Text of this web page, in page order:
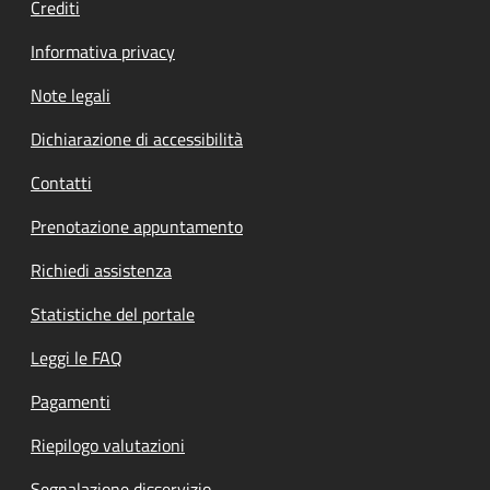
Crediti
Informativa privacy
Note legali
Dichiarazione di accessibilità
Contatti
Prenotazione appuntamento
Richiedi assistenza
Statistiche del portale
Leggi le FAQ
Pagamenti
Riepilogo valutazioni